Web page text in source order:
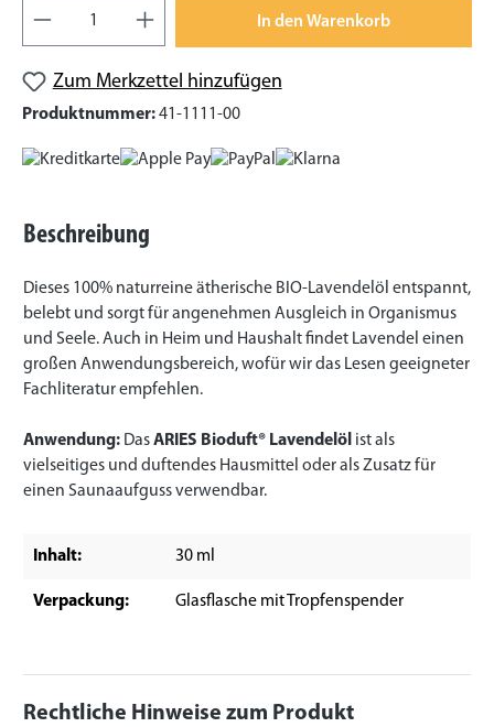
Produkt Anzahl: Gib den gewünschten
In den Warenkorb
Zum Merkzettel hinzufügen
Produktnummer:41-1111-00
Beschreibung
Dieses 100% naturreine ätherische BIO-Lavendelöl entspannt,
belebt und sorgt für angenehmen Ausgleich in Organismus
und Seele. Auch in Heim und Haushalt findet Lavendel einen
großen Anwendungsbereich, wofür wir das Lesen geeigneter
Fachliteratur empfehlen.
Anwendung: DasARIES Bioduft® Lavendelöl ist als
vielseitiges und duftendes Hausmittel oder als Zusatz für
einen Saunaaufguss verwendbar.
Inhalt: 30 ml
Verpackung: Glasflasche mit Tropfenspender
Rechtliche Hinweise zum Produkt